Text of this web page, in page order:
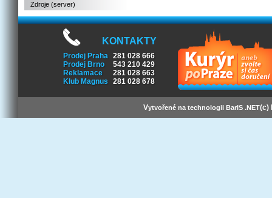
Zdroje (server)
KONTAKTY
Prodej Praha 281 028 666
Prodej Brno
543 210 429
Reklamace
281 028 663
Klub Magnus
281 028 678
Vytvořené na technologii BarIS .NET(c)